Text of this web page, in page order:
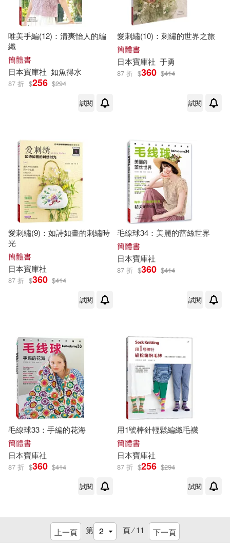
唯美手編(12)：清爽怡人的編
織
簡體書
日本寶庫社 如魚得水
87 折 $256 $294
試閱
愛刺繡(10)：刺繡的世界之旅
簡體書
日本寶庫社 于勇
87 折 $360 $414
試閱
愛刺繡(9)：如詩如畫的刺繡時
光
簡體書
日本寶庫社
87 折 $360 $414
試閱
毛線球34：美麗的蕾絲世界
簡體書
日本寶庫社
87 折 $360 $414
試閱
毛線球33：手編的花海
簡體書
日本寶庫社
87 折 $360 $414
試閱
用1號棒針輕鬆編織毛襪
簡體書
日本寶庫社
87 折 $256 $294
試閱
上一頁 第 頁 ⁄11 下一頁